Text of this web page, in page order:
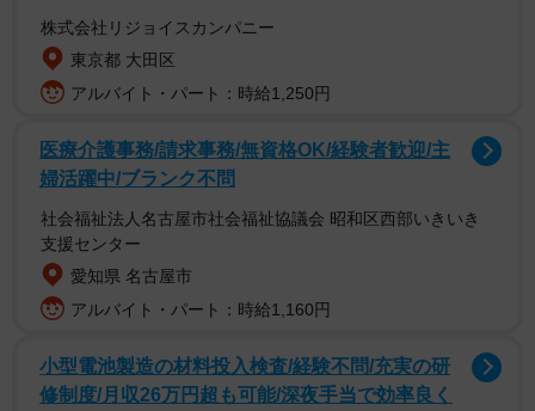
「マスク強要が迷惑」という投稿を見て…
投稿のきっかけについて、山吹さんはこう語ります。
だ”という言葉を見かけて、違和感を覚えました。マスクに
反発する方の意見が広く支持されている現状に、問題意識
を感じたんです」
山吹さんが働く医院では、これまで強いトラブルはなかっ
たといいますが、マスク非着用者の診療については「医療
株式会社リジョイスカンパニー
東京都 大田区
アルバイト・パート：時給1,250円
医療介護事務/請求事務/無資格OK/経験者歓迎/主
婦活躍中/ブランク不問
社会福祉法人名古屋市社会福祉協議会 昭和区西部いきいき
支援センター
愛知県 名古屋市
アルバイト・パート：時給1,160円
小型電池製造の材料投入検査/経験不問/充実の研
修制度/月収26万円超も可能/深夜手当で効率良く